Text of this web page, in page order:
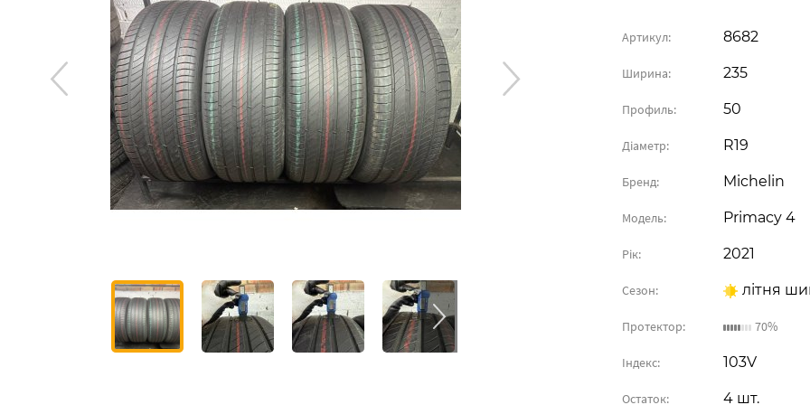
Артикул: 8682
Ширина: 235
Профиль: 50
Діаметр: R19
Бренд: Michelin
Модель: Primacy 4
Рік: 2021
Сезон: літня
Протектор: 70%
Індекс: 103V
Остаток: 4 шт.